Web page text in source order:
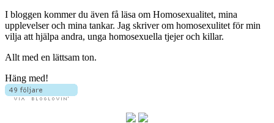
I bloggen kommer du även få läsa om Homosexualitet, mina
upplevelser och mina tankar. Jag skriver om homosexulitet för min
vilja att hjälpa andra, unga homosexuella tjejer och killar.
Allt med en lättsam ton.
Häng med!